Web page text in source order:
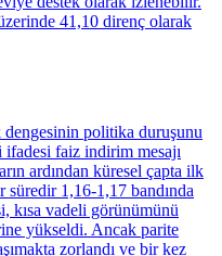
41,10 direnç olarak
dengesinin politika duruşunu
faiz indirim mesajı
ardından küresel çapta ilk
1,16-1,17 bandında
kısa vadeli görünümünü
yükseldi. Ancak parite
zorlandı ve bir kez